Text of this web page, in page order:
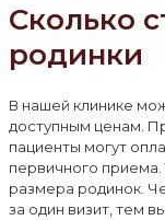
Сколько
родинки
В нашей клинике
доступным ценам.
пациенты могут
первичного приема.
размера родинок.
за один визит, тем